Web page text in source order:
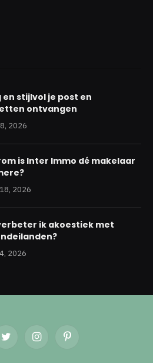
en stijlvol je post en
ontvangen
2026
is Inter Immo dé makelaar
2026
ik akoestiek met
2026
Twitter InstagramPinterest